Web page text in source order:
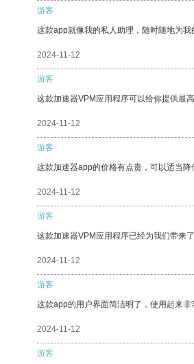
游客
这款app就像我的私人助理，随时随地为我
2024-11-12
游客
这款加速器VPM应用程序可以给你提供最
2024-11-12
游客
这款加速器app的价格有点贵，可以适当
2024-11-12
游客
这款加速器VPM应用程序已经为我们带来
2024-11-12
游客
这款app的用户界面简洁明了，使用起来
2024-11-12
游客